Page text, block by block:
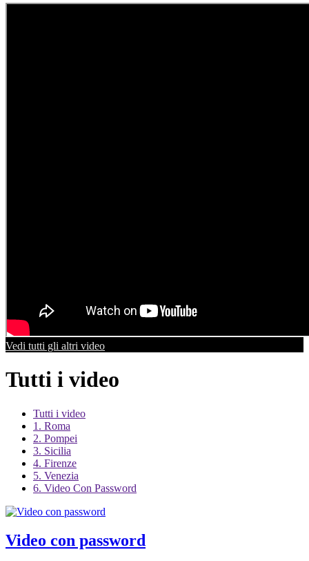
Vedi tutti gli altri video
Tutti i video
Tutti i video
1. Roma
2. Pompei
3. Sicilia
4. Firenze
5. Venezia
6. Video Con Password
Video con password